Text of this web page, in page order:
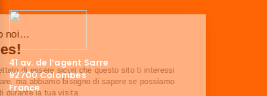
41 av. de l’agent Sarre
92700 Colombes
France
Ciao siamo noi…
I Cookies!
Abbiamo aspettato di essere sicuri che questo sito ti interessi
prima di bussare, ma abbiamo bisogno di sapere se possiamo
accompagnarti durante la tua visita.